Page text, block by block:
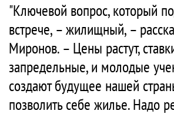
"Ключевой вопрос, который
встрече, – жилищный, –
Миронов. – Цены растут,
запредельные, и молодые
создают будущее нашей
позволить себе жилье. Надо